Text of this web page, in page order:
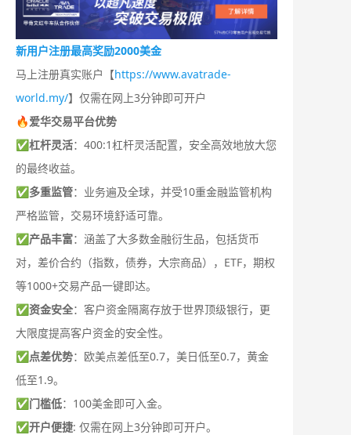
新用户注册最高奖励2000美金
马上注册真实账户【https://www.avatrade-
world.my/】仅需在网上3分钟即可开户
🔥爱华交易平台优势
✅杠杆灵活：400:1杠杆灵活配置，安全高效地放大您
的最终收益。
✅多重监管：业务遍及全球，并受10重金融监管机构
严格监管，交易环境舒适可靠。
✅产品丰富：涵盖了大多数金融衍生品，包括货币
对，差价合约（指数，债券，大宗商品），ETF，期权
等1000+交易产品一键即达。
✅资金安全：客户资金隔离存放于世界顶级银行，更
大限度提高客户资金的安全性。
✅点差优势：欧美点差低至0.7，美日低至0.7，黄金
低至1.9。
✅门槛低：100美金即可入金。
✅开户便捷: 仅需在网上3分钟即可开户。